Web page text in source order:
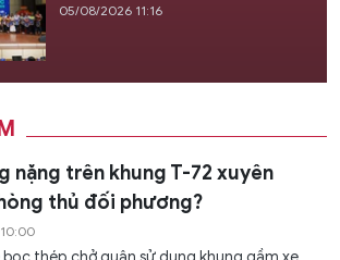
05/08/2026 11:16
nặng trên khung T-72 xuyên
thủ đối phương?